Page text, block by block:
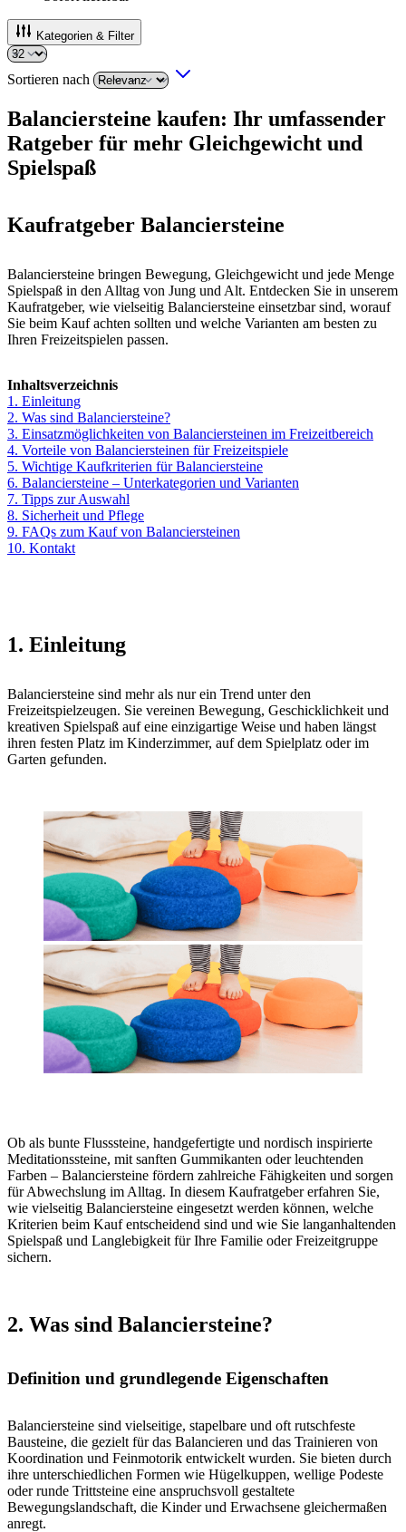
Kategorien & Filter
Sortieren nach
Balanciersteine kaufen: Ihr umfassender
Ratgeber für mehr Gleichgewicht und
Spielspaß
Kaufratgeber Balanciersteine
Balanciersteine bringen Bewegung, Gleichgewicht und jede Menge
Spielspaß in den Alltag von Jung und Alt. Entdecken Sie in unserem
Kaufratgeber, wie vielseitig Balanciersteine einsetzbar sind, worauf
Sie beim Kauf achten sollten und welche Varianten am besten zu
Ihren Freizeitspielen passen.
Inhaltsverzeichnis
1. Einleitung
2. Was sind Balanciersteine?
3. Einsatzmöglichkeiten von Balanciersteinen im Freizeitbereich
4. Vorteile von Balanciersteinen für Freizeitspiele
5. Wichtige Kaufkriterien für Balanciersteine
6. Balanciersteine – Unterkategorien und Varianten
7. Tipps zur Auswahl
8. Sicherheit und Pflege
9. FAQs zum Kauf von Balanciersteinen
10. Kontakt
1. Einleitung
Balanciersteine sind mehr als nur ein Trend unter den
Freizeitspielzeugen. Sie vereinen Bewegung, Geschicklichkeit und
kreativen Spielspaß auf eine einzigartige Weise und haben längst
ihren festen Platz im Kinderzimmer, auf dem Spielplatz oder im
Garten gefunden.
Ob als bunte Flusssteine, handgefertigte und nordisch inspirierte
Meditationssteine, mit sanften Gummikanten oder leuchtenden
Farben – Balanciersteine fördern zahlreiche Fähigkeiten und sorgen
für Abwechslung im Alltag. In diesem Kaufratgeber erfahren Sie,
wie vielseitig Balanciersteine eingesetzt werden können, welche
Kriterien beim Kauf entscheidend sind und wie Sie langanhaltenden
Spielspaß und Langlebigkeit für Ihre Familie oder Freizeitgruppe
sichern.
2. Was sind Balanciersteine?
Definition und grundlegende Eigenschaften
Balanciersteine sind vielseitige, stapelbare und oft rutschfeste
Bausteine, die gezielt für das Balancieren und das Trainieren von
Koordination und Feinmotorik entwickelt wurden. Sie bieten durch
ihre unterschiedlichen Formen wie Hügelkuppen, wellige Podeste
oder runde Trittsteine eine anspruchsvoll gestaltete
Bewegungslandschaft, die Kinder und Erwachsene gleichermaßen
anregt.